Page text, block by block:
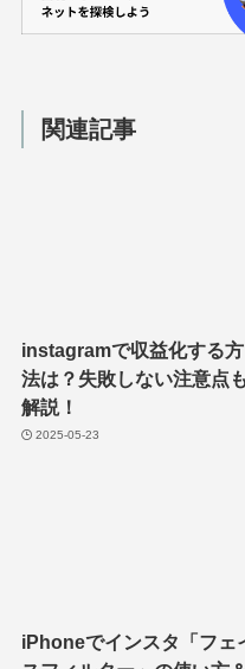
関連記事
instagramで収益化する方
法は？失敗しない注意点も
解説！
2025-05-23
iPhoneでインスタ「フェ